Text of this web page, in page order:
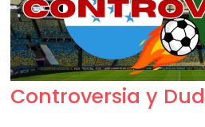
Controversia y